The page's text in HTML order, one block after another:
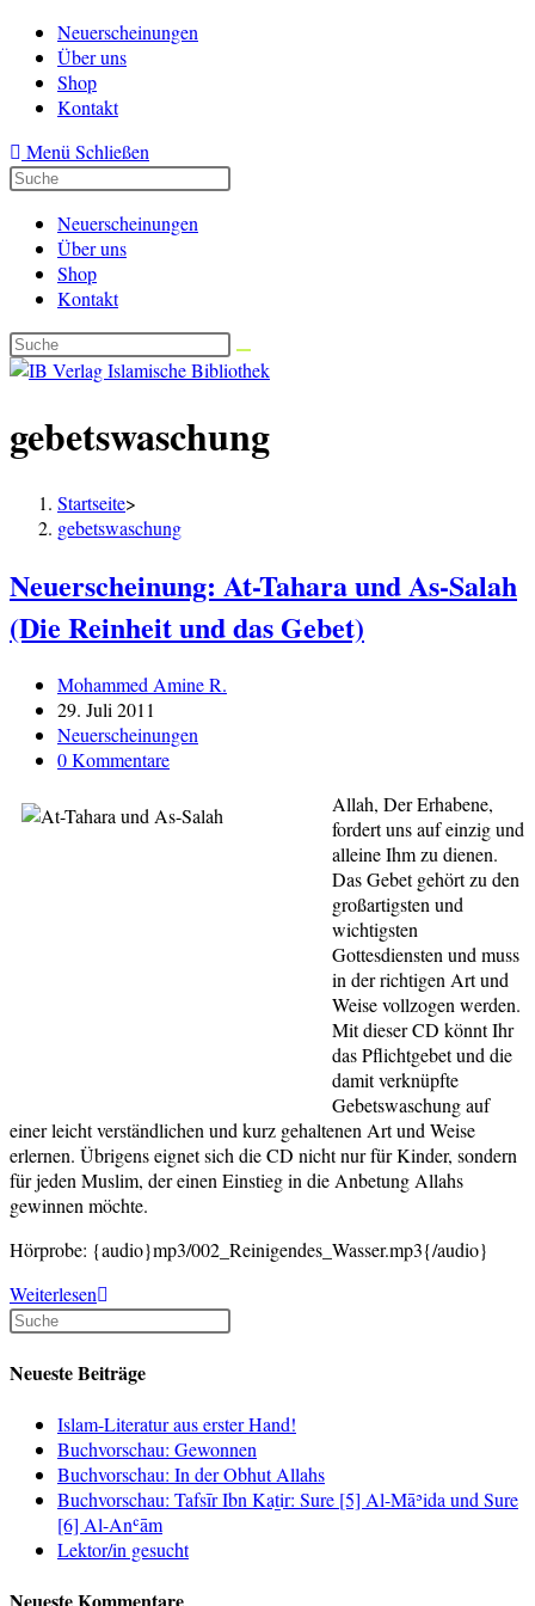
Zum
Inhalt
springen
Neuerscheinungen
Über uns
Shop
Kontakt
Menü Schließen
Neuerscheinungen
Über uns
Shop
Kontakt
gebetswaschung
Startseite>
gebetswaschung
Neuerscheinung: At-Tahara und As-Salah
(Die Reinheit und das Gebet)
Beitrags-
Autor:
Mohammed Amine R.
Beitrag
veröffentlicht:
29. Juli 2011
Beitrags-
Kategorie:
Neuerscheinungen
Beitrags-
0 Kommentare
Allah, Der Erhabene,
fordert uns auf einzig und
alleine Ihm zu dienen.
Das Gebet gehört zu den
großartigsten und
wichtigsten
Gottesdiensten und muss
in der richtigen Art und
Weise vollzogen werden.
Mit dieser CD könnt Ihr
das Pflichtgebet und die
damit verknüpfte
Gebetswaschung auf
einer leicht verständlichen und kurz gehaltenen Art und Weise
erlernen. Übrigens eignet sich die CD nicht nur für Kinder, sondern
für jeden Muslim, der einen Einstieg in die Anbetung Allahs
gewinnen möchte.
Hörprobe: {audio}mp3/002_Reinigendes_Wasser.mp3{/audio}
WeiterlesenNeuerscheinung:
At-
Tahara
und
Salah
(Die
Reinheit
und
das
Gebet)
Neueste Beiträge
Islam-Literatur aus erster Hand!
Buchvorschau: Gewonnen
Buchvorschau: In der Obhut Allahs
Buchvorschau: Tafsīr Ibn Kaṯir: Sure [5] Al-Māʾida und Sure
[6] Al-Anʿām
Lektor/in gesucht